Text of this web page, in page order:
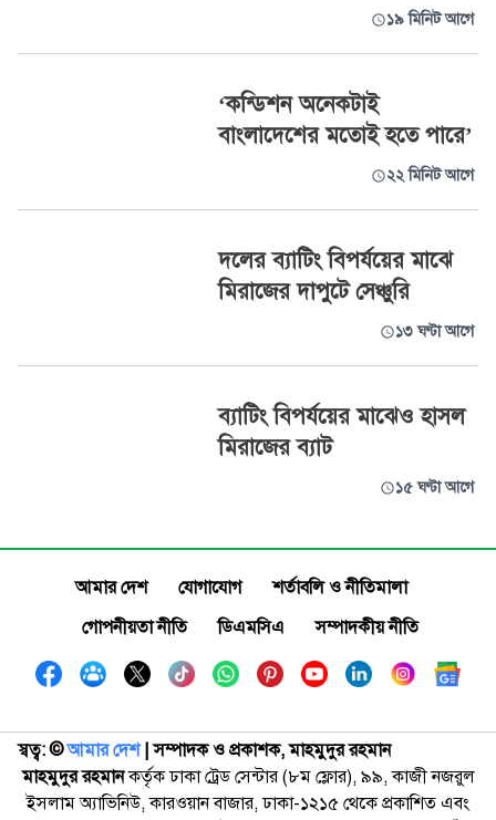
১৯ মিনিট আগে
‘কন্ডিশন অনেকটাই
বাংলাদেশের মতোই হতে পারে’
২২ মিনিট আগে
দলের ব্যাটিং বিপর্যয়ের মাঝে
মিরাজের দাপুটে সেঞ্চুরি
১৩ ঘণ্টা আগে
ব্যাটিং বিপর্যয়ের মাঝেও হাসল
মিরাজের ব্যাট
১৫ ঘণ্টা আগে
আমার দেশ যোগাযোগ
শর্তাবলি ও নীতিমালা
গোপনীয়তা নীতি
ডিএমসিএ সম্পাদকীয় নীতি
স্বত্ব: ©️আমার দেশ| সম্পাদক ও প্রকাশক, মাহমুদুর রহমান
মাহমুদুর রহমানকর্তৃক ঢাকা ট্রেড সেন্টার (৮ম ফ্লোর), ৯৯, কাজী নজরুল
ইসলাম অ্যাভিনিউ, কারওয়ান বাজার, ঢাকা-১২১৫ থেকে প্রকাশিত এবং